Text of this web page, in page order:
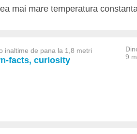
mai mare temperatura
inaltime de pana la 1,8 metri
facts, curiosity
9